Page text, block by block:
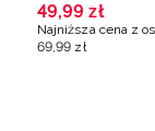
49,99 zł
Najniższa cena z
69,99 zł